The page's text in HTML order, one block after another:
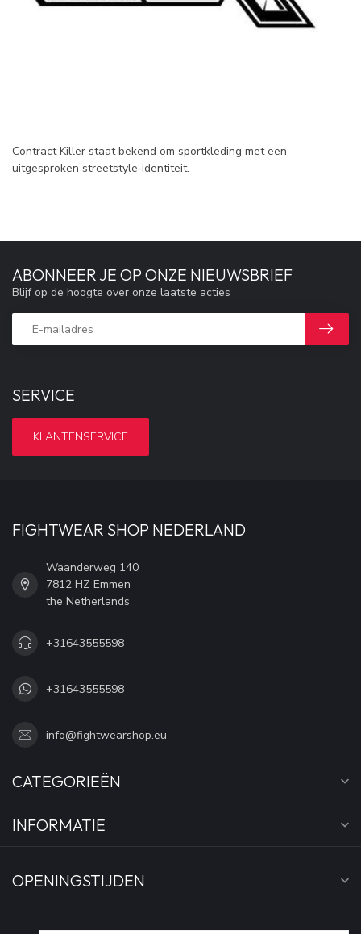
Contract Killer staat bekend om sportkleding met een
uitgesproken streetstyle‑identiteit.
SERVICE
KLANTENSERVICE
ABONNEER JE OP ONZE NIEUWSBRIEF
Blijf op de hoogte over onze laatste acties
FIGHTWEAR SHOP NEDERLAND
Waanderweg 140
7812 HZ Emmen
the Netherlands
+31643555598
+31643555598
info@fightwearshop.eu
CATEGORIEËN
INFORMATIE
OPENINGSTIJDEN